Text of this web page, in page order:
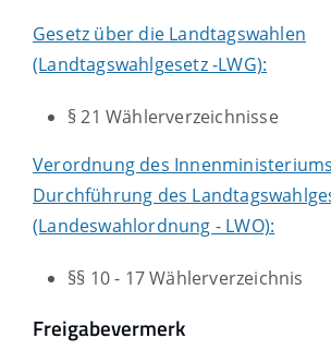
Gesetz über die Landtagswahlen
(Landtagswahlgesetz -LWG):
§ 21 Wählerverzeichnisse
Verordnung des
Durchführung des
(Landeswahlordnung - LWO):
§§ 10 - 17 Wählerverzeichnis
Freigabevermerk